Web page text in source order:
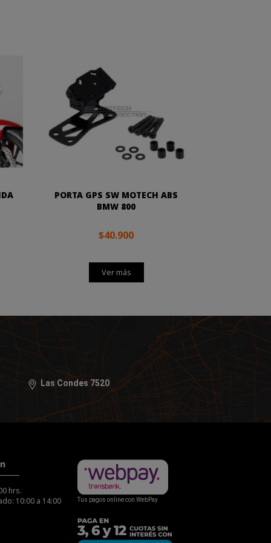
PORTA GPS SW MOTECH ABS
BMW 800
$40.900
Ver más
Las Condes 7520
hrs.
10:00 a 14:00
Tus pagos online con WebPay